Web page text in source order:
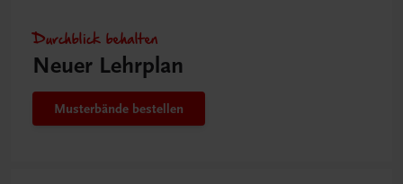
Durchblick behalten
Neuer Lehrplan
Musterbände bestellen